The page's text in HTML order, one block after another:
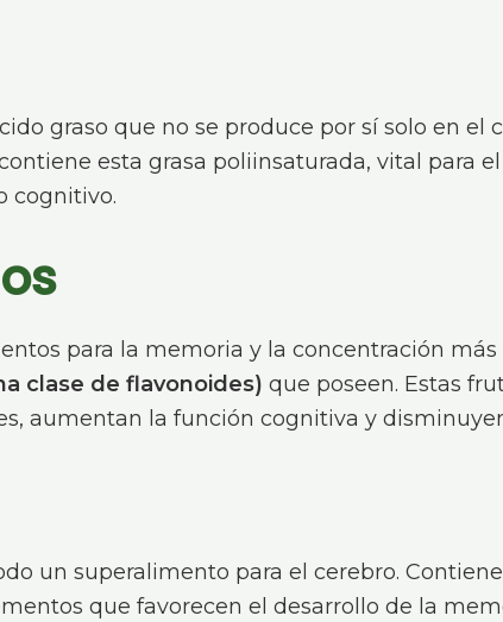
graso que no se produce por sí solo en el
esta grasa poliinsaturada, vital para
cognitivo.
para la memoria y la concentración
clase de flavonoides) que poseen. Estas
aumentan la función cognitiva y
un superalimento para el cerebro. Contiene
que favorecen el desarrollo de la